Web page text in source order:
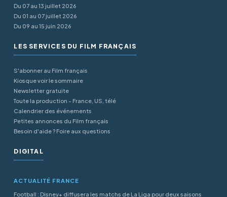
Du 07 au 13 juillet 2026
Du 01 au 07 juillet 2026
Du 09 au 15 juin 2026
LES SERVICES DU FILM FRANÇAIS
S'abonner au Film français
Kiosque voir le sommaire
Newsletter gratuite
Toute la production - France, US, télé
Calendrier des événements
Petites annonces du Film français
Besoin d'aide ? Foire aux questions
DIGITAL
ACTUALITÉ FRANCE
Football : Disney+ diffusera les matchs de La Liga pour deux saisons